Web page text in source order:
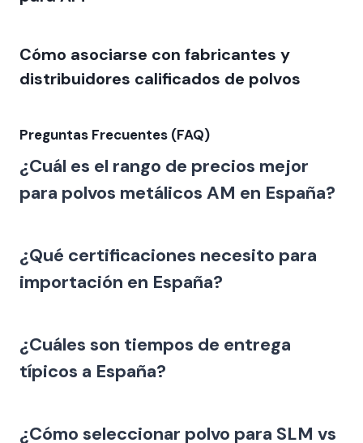
Cómo asociarse con fabricantes y
distribuidores calificados de polvos
Preguntas Frecuentes (FAQ)
¿Cuál es el rango de precios mejor
para polvos metálicos AM en España?
¿Qué certificaciones necesito para
importación en España?
¿Cuáles son tiempos de entrega
típicos a España?
¿Cómo seleccionar polvo para SLM vs